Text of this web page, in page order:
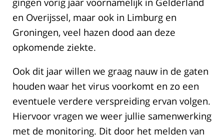
en Overijssel, maar ook in Limburg en
Groningen, veel hazen dood aan deze
opkomende ziekte.
Ook dit jaar willen we graag nauw in de gaten
houden waar het virus voorkomt en zo een
eventuele verdere verspreiding ervan volgen.
Hiervoor vragen we weer jullie samenwerking
met de monitoring. Dit door het melden van